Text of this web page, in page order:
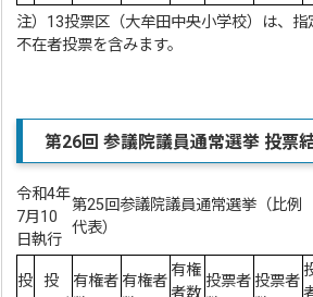
注）13投票区（大牟田中央小学校）は、
不在者投票を含みます。
第26回参議院議員通常選挙 投票
令和4年
7月10
日執行
第25回参議院議員通常選挙（比例
代表）
投 投
有権者 有権者
有権
者数
投票者 投票者